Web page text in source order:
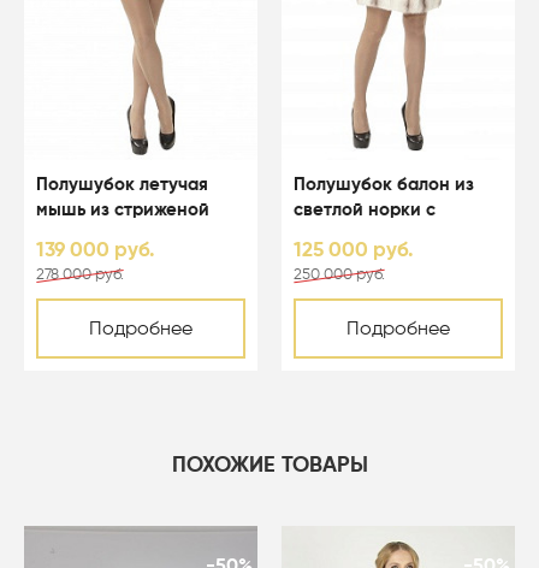
Полушубок летучая
мышь из стриженой
капюшоном - 01164
139 000 руб.
278 000 руб.
Подробнее
Полушубок балон из
светлой норки с
125 000 руб.
250 000 руб.
Подробнее
ПОХОЖИЕ ТОВАРЫ